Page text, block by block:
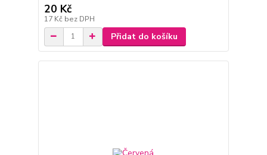
20 Kč
17 Kč bez DPH
Přidat do košíku